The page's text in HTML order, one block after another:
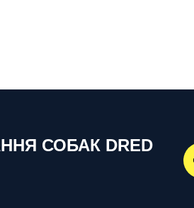
СОБАК DRED